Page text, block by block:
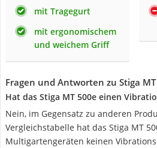
mit Tragegurt
mit ergonomischem
und weichem Griff
Fragen und Antworten zu Stiga
Hat das Stiga MT 500e einen
Nein, im Gegensatz zu anderen
Vergleichstabelle hat das Stiga MT
Multigartengeräten keinen